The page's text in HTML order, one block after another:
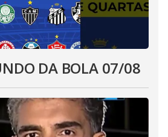
DA BOLA 07/08